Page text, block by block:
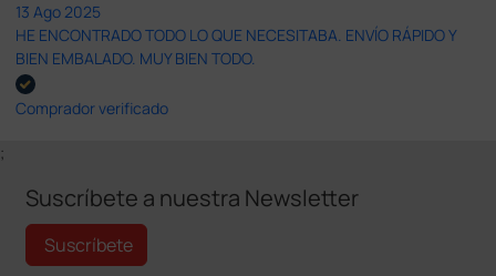
13 Ago 2025
HE ENCONTRADO TODO LO QUE NECESITABA. ENVÍO RÁPIDO Y
BIEN EMBALADO. MUY BIEN TODO.
Comprador verificado
;
Suscríbete a nuestra Newsletter
Suscríbete